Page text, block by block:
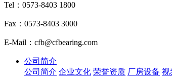
Tel：0573-8403 1800
Fax：0573-8403 3000
E-Mail：cfb@cfbearing.com
公司简介
公司简介 企业文化 荣誉资质 厂房设备 视